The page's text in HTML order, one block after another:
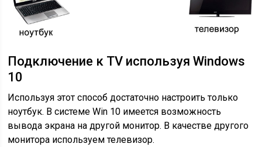
Подключение к TV используя Windows
10
Используя этот способ достаточно настроить только
ноутбук. В системе Win 10 имеется возможность
вывода экрана на другой монитор. В качестве другого
монитора используем телевизор.